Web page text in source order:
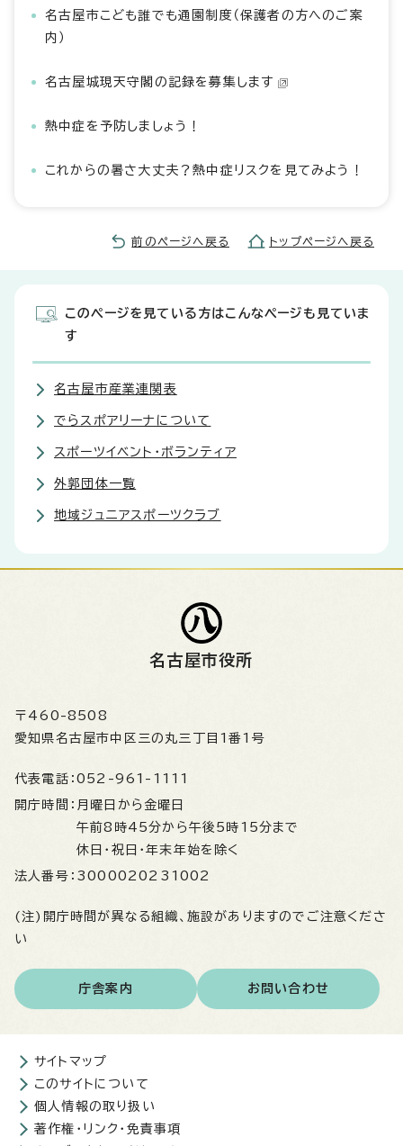
名古屋市こども誰でも通園制度（保護者の方へのご案
内）
名古屋城現天守閣の記録を募集します
熱中症を予防しましょう！
これからの暑さ大丈夫？熱中症リスクを見てみよう！
前のページへ戻る トップページへ戻る
このページを見ている方はこんなページも見ていま
す
名古屋市産業連関表
でらスポアリーナについて
スポーツイベント・ボランティア
外郭団体一覧
地域ジュニアスポーツクラブ
名古屋市役所
〒460-8508
愛知県名古屋市中区三の丸三丁目1番1号
代表電話： 052-961-1111
開庁時間： 月曜日から金曜日
午前8時45分から午後5時15分まで
休日・祝日・年末年始を除く
法人番号： 3000020231002
(注)開庁時間が異なる組織、施設がありますのでご注意くださ
い
庁舎案内 お問い合わせ
サイトマップ
このサイトについて
個人情報の取り扱い
著作権・リンク・免責事項